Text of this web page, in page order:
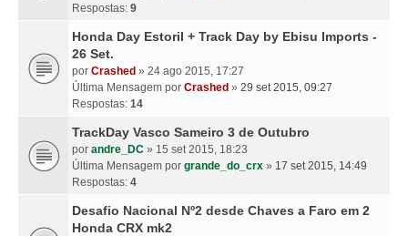
Respostas: 9
Honda Day Estoril + Track Day by Ebisu Imports -
26 Set.
por Crashed » 24 ago 2015, 17:27
Última Mensagem por Crashed » 29 set 2015, 09:27
Respostas: 14
TrackDay Vasco Sameiro 3 de Outubro
por andre_DC » 15 set 2015, 18:23
Última Mensagem por grande_do_crx » 17 set 2015, 14:49
Respostas: 4
Desafio Nacional Nº2 desde Chaves a Faro em 2
Honda CRX mk2